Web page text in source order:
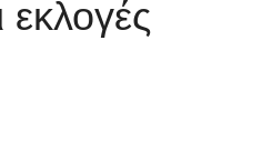
εκλογές